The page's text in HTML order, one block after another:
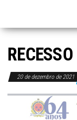
20 de dezembro de 2021